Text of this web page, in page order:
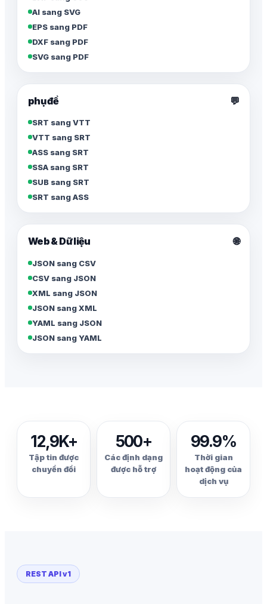
AI sang SVG
EPS sang PDF
DXF sang PDF
SVG sang PDF
phụ đề 💬
SRT sang VTT
VTT sang SRT
ASS sang SRT
SSA sang SRT
SUB sang SRT
SRT sang ASS
Web & Dữ liệu 🌐
JSON sang CSV
CSV sang JSON
XML sang JSON
JSON sang XML
YAML sang JSON
JSON sang YAML
12,9K+
Tập tin được
chuyển đổi
500+
Các định dạng
được hỗ trợ
99.9%
Thời gian
hoạt động của
dịch vụ
REST API v1